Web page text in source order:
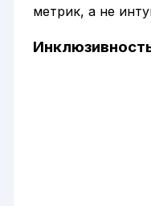
метрик, а не